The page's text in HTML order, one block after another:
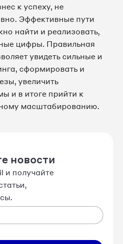
к успеху, не
Эффективные пути
найти и реализовать,
цифры. Правильная
увидеть сильные и
сформировать и
увеличить
и в итоге прийти к
масштабированию.
новости
и получайте